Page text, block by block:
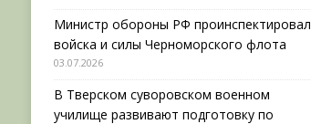
Министр обороны РФ проинспектировал
войска и силы Черноморского флота
03.07.2026
В Тверском суворовском военном
училище развивают подготовку по